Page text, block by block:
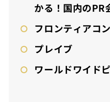
かる！国内のPR
フロンティアコ
プレイブ
ワールドワイド